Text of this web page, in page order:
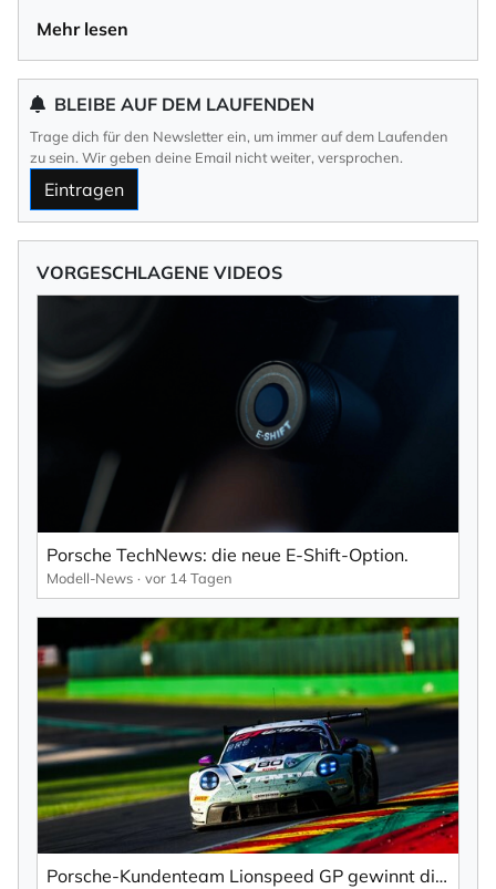
Mehr lesen
BLEIBE AUF DEM LAUFENDEN
Trage dich für den Newsletter ein, um immer auf dem Laufenden
zu sein. Wir geben deine Email nicht weiter, versprochen.
Eintragen
VORGESCHLAGENE VIDEOS
Porsche TechNews: die neue E-Shift-Option.
Modell-News vor 14 Tagen
Porsche-Kundenteam Lionspeed GP gewinnt die 24 Stunden von Spa.